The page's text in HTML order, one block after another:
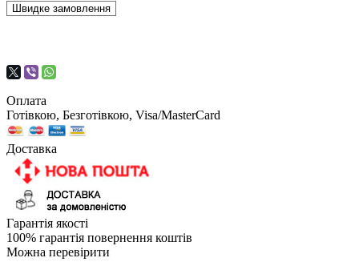
Швидке замовлення
Оплата
Готівкою, Безготівкою, Visa/MasterCard
Доставка
Гарантія якості
100% гарантія повернення коштів
Можна перевірити